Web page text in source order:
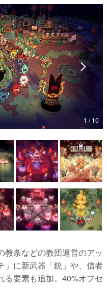
1 / 10
条などの教団運営のアッ
」に新武器「銃」や、信者
る要素も追加。40%オフセ